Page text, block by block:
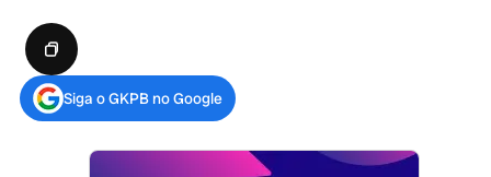
Siga o GKPB no Google